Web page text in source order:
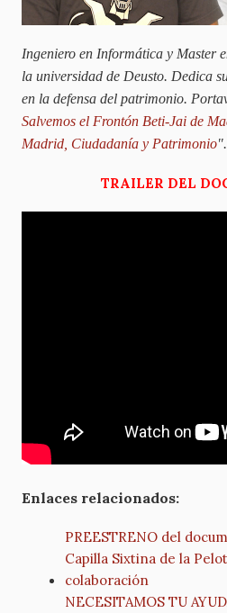
Ingeniero en Informática y Master
la universidad de Deusto. Dedica
en la defensa del patrimonio.
Salvemos el Frontón Beti-Jai de
Madrid, Ciudadanía y Patrimonio".
TRAILER DEL
Enlaces relacionados:
PREESTRENO del
Capilla Sixtina de la
colaboración
NECESITAMOS TU